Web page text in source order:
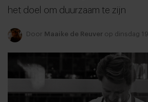
het doel om duurzaam te zijn
Door Maaike de Reuver op dinsdag